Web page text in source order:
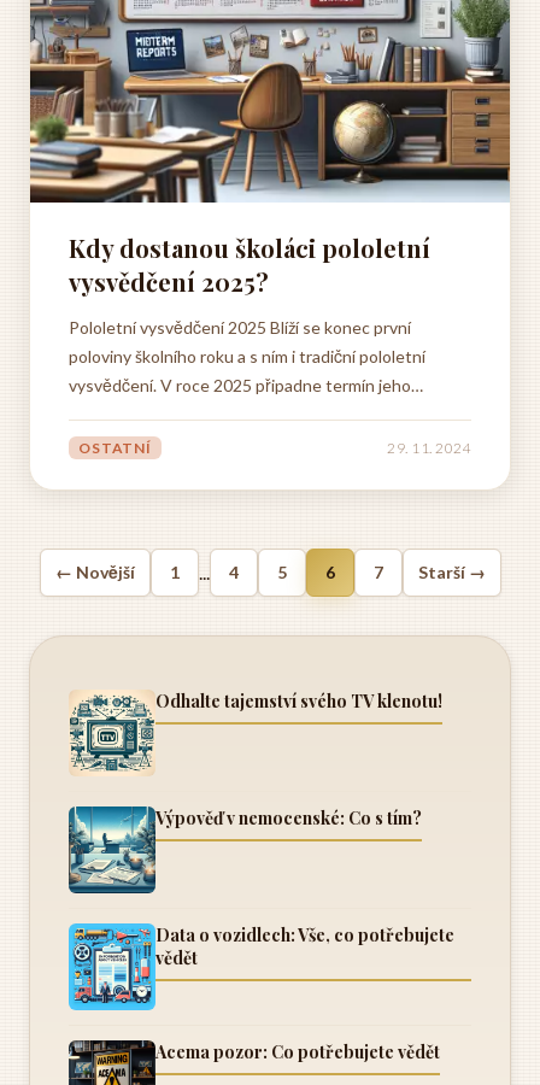
Kdy dostanou školáci pololetní
vysvědčení 2025?
Pololetní vysvědčení 2025 Blíží se konec první
poloviny školního roku a s ním i tradiční pololetní
vysvědčení. V roce 2025 připadne termín jeho
který se liší dle jednotlivých krajů. Přesné datum se
OSTATNÍ 29. 11. 2024
← Novější 1 ... 4 5 6 7 Starší →
Odhalte tajemství svého TV klenotu!
Výpověď v nemocenské: Co s tím?
Data o vozidlech: Vše, co potřebujete
vědět
Acema pozor: Co potřebujete vědět